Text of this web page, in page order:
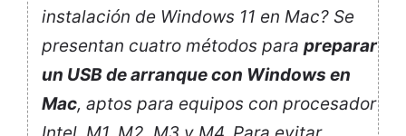
instalación de Windows 11 en Mac? Se
presentan cuatro métodos para preparar
un USB de arranque con Windows en
Mac, aptos para equipos con procesador